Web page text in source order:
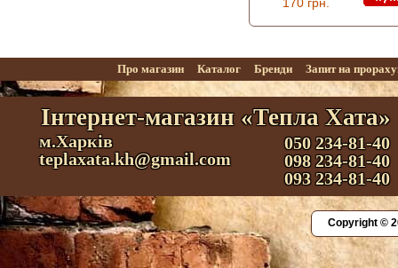
Про магазин Каталог Бренди Запит на
Інтернет-магазин «Тепла Хата»
м.Харків
teplaxata.kh@gmail.com
050 234-81-40
098 234-81-40
093 234-81-40
Copyright ©